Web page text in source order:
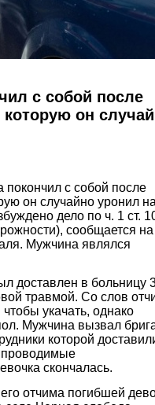
с собой после
он
покончил с собой после
он случайно уронил
дело по ч. 1 ст.
сообщается на
Мужчина являлся
доставлен в больницу
травмой. Со слов
укачать, однако
Мужчина вызвал
которой
проводимые
скончалась.
отчима погибшей